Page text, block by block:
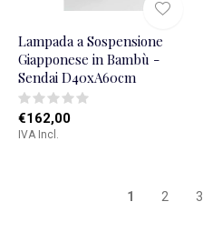
Lampada a Sospensione
Giapponese in Bambù -
Sendai D40xA60cm
€162,00
IVA Incl.
1 2 3